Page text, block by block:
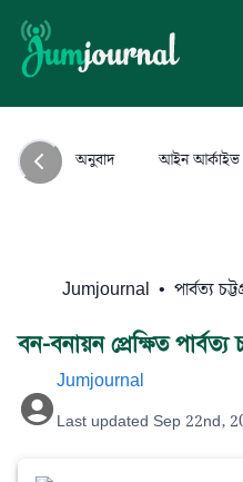
অনুবাদ আইন আর্কাইভ
Jumjournal • পার্বত্য
বন-বনায়ন প্রেক্ষিত পার্বত্য
Jumjournal
Last updated Sep 22nd,